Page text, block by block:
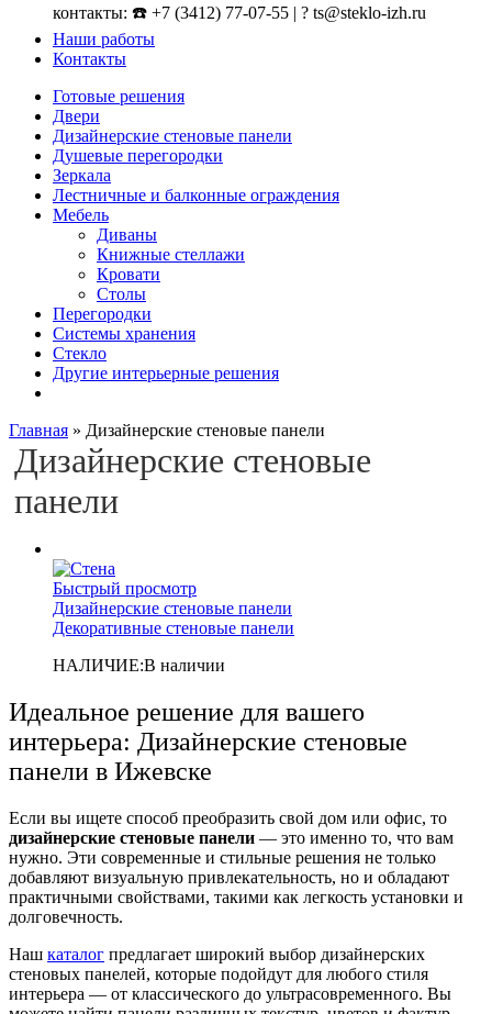
контакты: ☎️ +7 (3412) 77-07-55 | ? ts@steklo-izh.ru
Наши работы
Контакты
Готовые решения
Двери
Дизайнерские стеновые панели
Душевые перегородки
Зеркала
Лестничные и балконные ограждения
Мебель
Диваны
Книжные стеллажи
Кровати
Столы
Перегородки
Системы хранения
Стекло
Другие интерьерные решения
Главная » Дизайнерские стеновые панели
Дизайнерские стеновые
панели
Быстрый просмотр
Дизайнерские стеновые панели
Декоративные стеновые панели
НАЛИЧИЕ:В наличии
Идеальное решение для вашего
интерьера: Дизайнерские стеновые
панели в Ижевске
Если вы ищете способ преобразить свой дом или офис, то
дизайнерские стеновые панели — это именно то, что вам
нужно. Эти современные и стильные решения не только
добавляют визуальную привлекательность, но и обладают
практичными свойствами, такими как легкость установки и
долговечность.
Наш каталог предлагает широкий выбор дизайнерских
стеновых панелей, которые подойдут для любого стиля
интерьера — от классического до ультрасовременного. Вы